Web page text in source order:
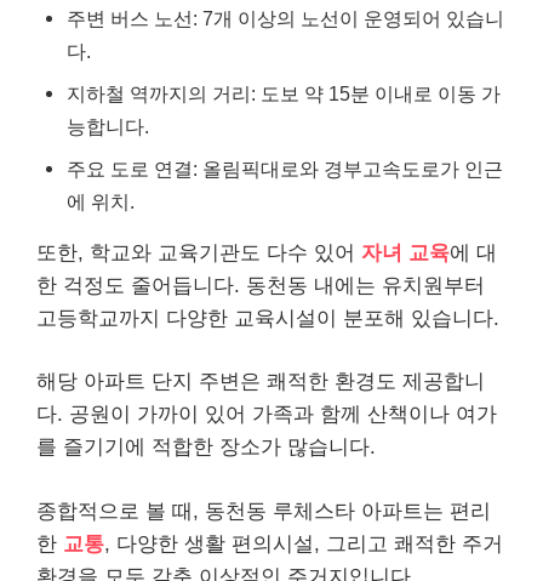
주변 버스 노선: 7개 이상의 노선이 운영되어 있습니
다.
지하철 역까지의 거리: 도보 약 15분 이내로 이동 가
능합니다.
주요 도로 연결: 올림픽대로와 경부고속도로가 인근
에 위치.
또한, 학교와 교육기관도 다수 있어 자녀 교육에 대
한 걱정도 줄어듭니다. 동천동 내에는 유치원부터
고등학교까지 다양한 교육시설이 분포해 있습니다.
해당 아파트 단지 주변은 쾌적한 환경도 제공합니
다. 공원이 가까이 있어 가족과 함께 산책이나 여가
를 즐기기에 적합한 장소가 많습니다.
종합적으로 볼 때, 동천동 루체스타 아파트는 편리
한 교통, 다양한 생활 편의시설, 그리고 쾌적한 주거
환경을 모두 갖춘 이상적인 주거지입니다.